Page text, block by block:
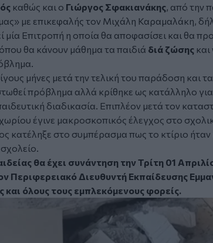
καθώς και ο Γιώργος Σφακιανάκης, από την
με επικεφαλής τον Μιχάλη Καραμαλάκη,
μία Επιτροπή η οποία θα αποφασίσει και θα
θα κάνουν μάθημα τα παιδιά διά ζώσης
μήνες μετά την τελική του παράδοση και
πρόβλημα αλλά κρίθηκε ως κατάλληλο
διαδικασία. Επιπλέον μετά τον
έγινε μακροσκοπικός έλεγχος στο
κατέληξε στο συμπέρασμα πως το κτίριο
θα έχει συνάντηση την Τρίτη 01
Περιφερειακό Διευθυντή Εκπαίδευσης
όλους τους εμπλεκόμενους φορείς.